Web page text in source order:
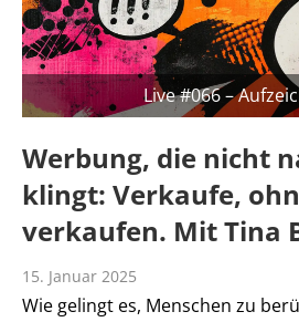
Live #066 –
Werbung, die nicht
klingt: Verkaufe,
verkaufen. Mit Tina
15. Januar 2025
Wie gelingt es, Menschen zu